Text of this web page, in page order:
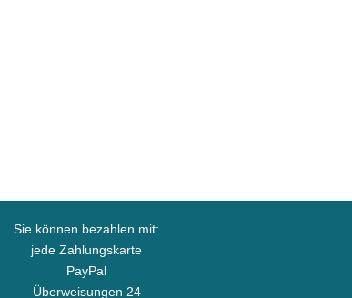
Sie können bezahlen mit:
jede Zahlungskarte
PayPal
Überweisungen 24